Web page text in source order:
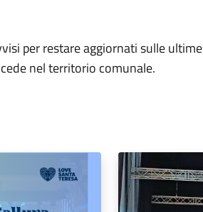
per restare aggiornati sulle ultime
nel territorio comunale.